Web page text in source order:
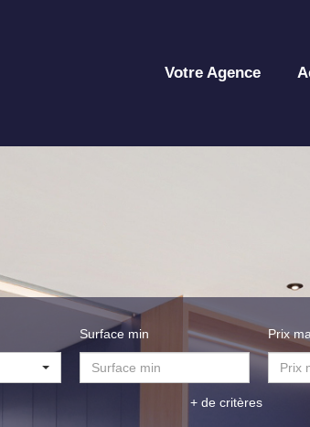
Votre Agence
Surface min Prix
+ de critères